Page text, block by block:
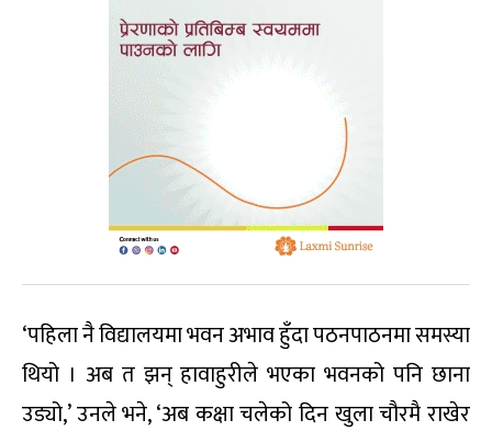
‘पहिला नै विद्यालयमा भवन अभाव हुँदा पठनपाठनमा समस्या
थियो । अब त झन् हावाहुरीले भएका भवनको पनि छाना
उड्यो,’ उनले भने, ‘अब कक्षा चलेको दिन खुला चौरमै राखेर